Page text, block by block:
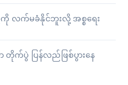
လက်မခံနိုင်ဘူးလို့ အစ္စရေး
တိုက်ပွဲ ပြန်လည်ဖြစ်ပွားနေ